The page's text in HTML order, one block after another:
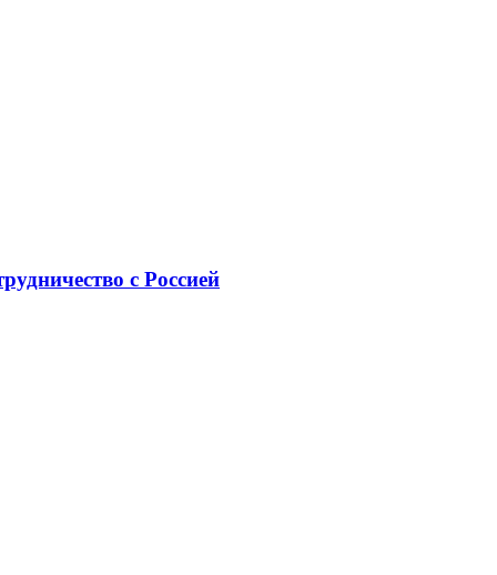
с Россией